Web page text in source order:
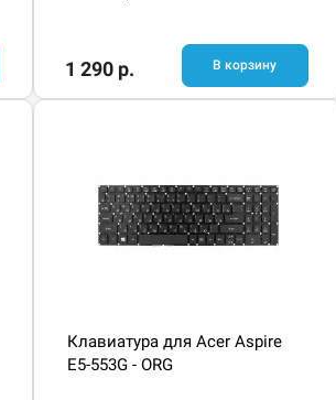
1 290 р. В корзину
Клавиатура для Acer Aspire
E5-553G - ORG